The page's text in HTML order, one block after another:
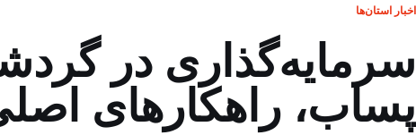
اخبار استان‌ها
سرمایه‌گذاری در
پساب، راهکارهای